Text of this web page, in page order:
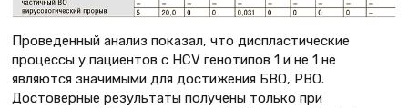
Проведенный анализ показал, что диспластические
процессы у пациентов с HCV генотипов 1 и не 1 не
являются значимыми для достижения БВО, РВО.
Достоверные результаты получены только при